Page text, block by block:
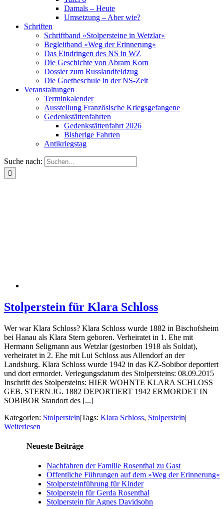
Damals – Heute
Umsetzung – Aber wie?
Schriften
Schriftband »Stolpersteine in Wetzlar«
Begleitband »Weg der Erinnerung«
Das Eindringen des NS in WZ
Die Geschichte von Abram Korn
Dossier zum Russlandfeldzug
Die Goetheschule in der NS-Zeit
Veranstaltungen
Terminkalender
Ausstellung Französische Kriegsgefangene
Gedenkstättenfahrten
Gedenkstättenfahrt 2026
Bisherige Fahrten
Antikriegstag
Suche nach:
Stolperstein für Klara Schloss
Wer war Klara Schloss? Klara Schloss wurde 1882 in Bischofsheim
bei Hanau als Klara Stern geboren. Verheiratet in 1. Ehe mit
Hermann Seligmann aus Wetzlar (gestorben 1918 als Soldat),
verheiratet in 2. Ehe mit Lui Schloss aus Allendorf an der
Landsburg. Klara Schloss wurde 1942 in das KZ-Sobibor deportiert
und dort ermordet. Verlegungsdatum des Stolpersteins: 08.09.2015
Inschrift des Stolpersteins: HIER WOHNTE KLARA SCHLOSS
GEB. STERN JG. 1882 DEPORTIERT 1942 ERMORDET IN
SOBIBOR Standort des [...]
Kategorien: Stolperstein|Tags: Klara Schloss, Stolperstein|
Weiterlesen
Neueste Beiträge
Nachfahren der Familie Rosenthal zu Gast
Öffentliche Führungen auf dem »Weg der Erinnerung«
Stolpersteinführung für Kinder
Stolperstein für Gerda Rosenthal
Stolperstein für Agnes Davidsohn